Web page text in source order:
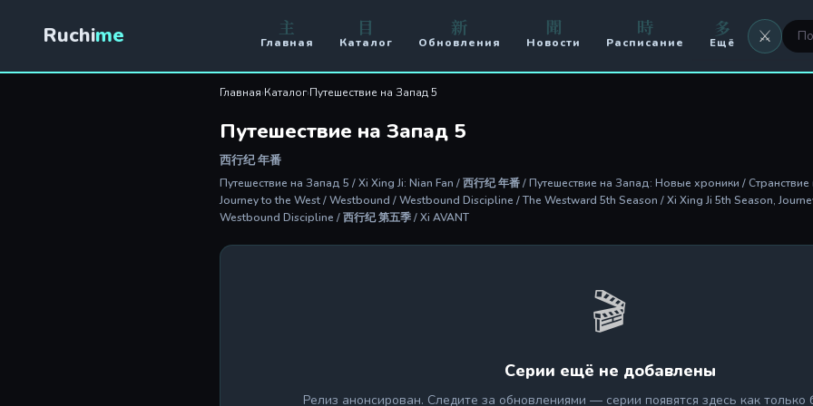
Ruchime 主
Главная
目
Каталог
新
Обновления
聞
Новости
時
Расписание
多
Ещё ⚔️
⚔️ Оружие
⚔️ Кланы
Главная›Каталог›Путешествие на Запад 5
Путешествие на Запад 5
西行纪 年番
Путешествие на Запад 5 / Xi Xing Ji: Nian Fan / 西行纪 年番 / Путешествие на Запад: Новые хроники /
Journey to the West / Westbound / Westbound Discipline / The Westward 5th Season / Xi Xing Ji 5th Season,
Westbound Discipline / 西行纪 第五季 / Xi AVANT
🎬
Серии ещё не добавлены
Релиз анонсирован. Следите за обновлениями — серии появятся здесь как только